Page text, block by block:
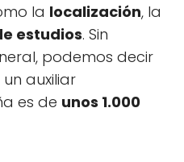
la localización, la
estudios. Sin
podemos decir
auxiliar
es de unos 1.000